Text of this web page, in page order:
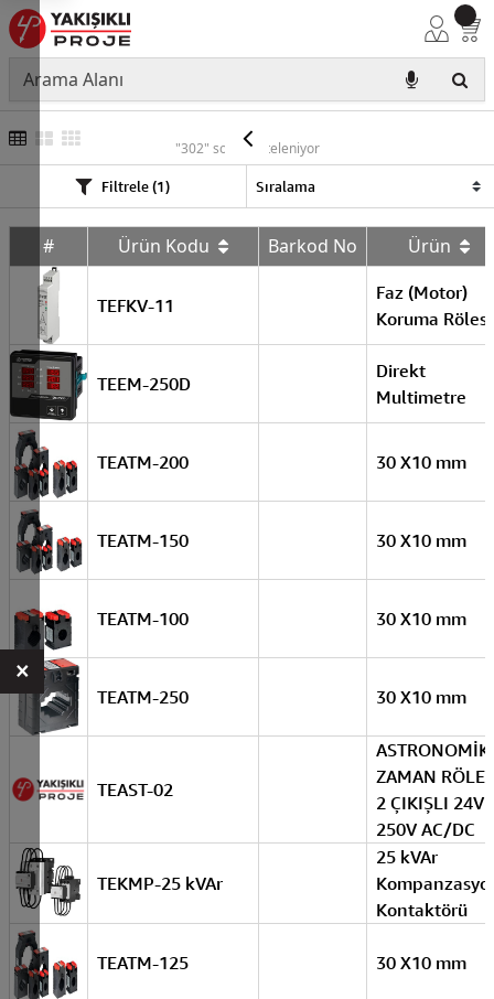
TENSE
"302" sonuç listeleniyor
Filtrele (1)
# Ürün Kodu Barkod No Ürün
TEFKV-11
Faz (Motor)
Koruma Rölesi
TEEM-250D
Direkt
Multimetre
TEATM-200 30 X10 mm
TEATM-150 30 X10 mm
TEATM-100 30 X10 mm
TEATM-250 30 X10 mm
TEAST-02
ASTRONOMİK
ZAMAN
2 ÇIKIŞLI 24V -
250V AC/DC
TEKMP-25 kVAr
25 kVAr
Kontaktörü
TEATM-125 30 X10 mm
×